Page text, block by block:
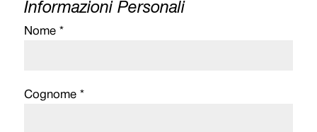
Informazioni Personali
Nome *
Cognome *